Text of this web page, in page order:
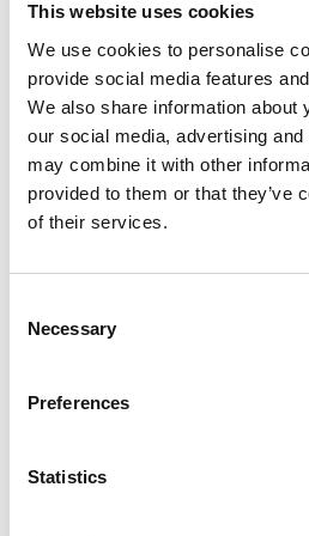
This website uses cookies
We use cookies to personalise
provide social media features
We also share information about
our social media, advertising
may combine it with other
provided to them or that they’ve
of their services.
Selection
Necessary
Preferences
Statistics
Griff behalten und die
gestalten können.
Zusätzlich
Schlüsselbereiche
auch der
logistische Flusspläne,
Lagerhäuser, den